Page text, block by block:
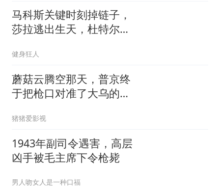
马科斯关键时刻掉链子，
莎拉逃出生天，杜特尔特
健身狂人
蘑菇云腾空那天，普京终
于把枪口对准了大乌的军
猪猪爱影视
1943年副司令遇害，高层
凶手被毛主席下令枪毙
男人吻女人是一种口福